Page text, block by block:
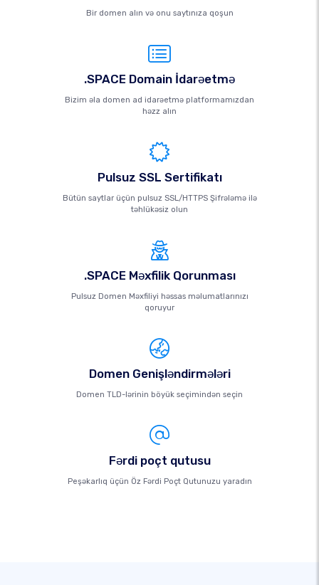
Bir domen alın və onu saytınıza qoşun
.SPACE Domain İdarəetmə
Bizim əla domen ad idarəetmə platformamızdan
həzz alın
Pulsuz SSL Sertifikatı
Bütün saytlar üçün pulsuz SSL/HTTPS Şifrələmə ilə
təhlükəsiz olun
.SPACE Məxfilik Qorunması
Pulsuz Domen Məxfiliyi həssas məlumatlarınızı
qoruyur
Domen Genişləndirmələri
Domen TLD-lərinin böyük seçimindən seçin
Fərdi poçt qutusu
Peşəkarlıq üçün Öz Fərdi Poçt Qutunuzu yaradın